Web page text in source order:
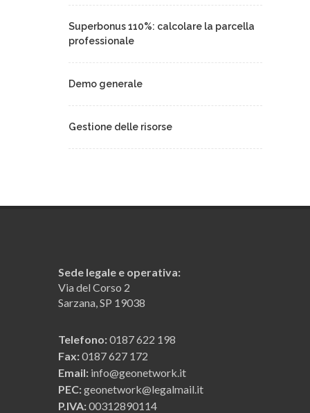
Superbonus 110%: calcolare la parcella
professionale
Demo generale
Gestione delle risorse
La contabilità in prima nota
Stampa dei mastrini contabili e del
bilancio
Il registro cespiti ammortizzabili
Sede legale e operativa:
Via del Corso 2
Sarzana, SP 19038
Telefono:0187 622 198
Fax:0187 627 172
Email: info@geonetwork.it
PEC:geonetwork@legalmail.it
P.IVA:00312890114